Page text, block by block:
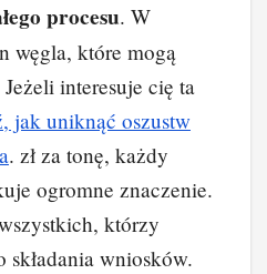
procesu. W
węgla, które mogą
interesuje cię ta
jak uniknąć oszustw
. zł za tonę, każdy
ogromne znaczenie.
którzy
składania wniosków.